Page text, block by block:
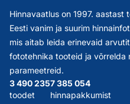
Hinnavaatlus on 1997. aastast
Eesti vanim ja suurim
mis aitab leida erinevaid
fototehnika tooteid ja võrrelda
parameetreid.
3 490 235
toodet
7 385 054
hinnapakkumist